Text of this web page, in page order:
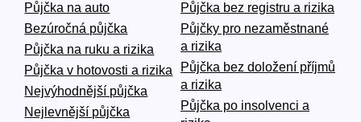
Půjčka na auto
Bezúročná půjčka
Půjčka na ruku a rizika
Půjčka v hotovosti a rizika
Nejvýhodnější půjčka
Nejlevnější půjčka
Půjčka bez registru a rizika
Půjčky pro nezaměstnané
a rizika
Půjčka bez doložení příjmů
a rizika
Půjčka po insolvenci a